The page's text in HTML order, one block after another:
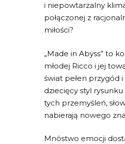
i niepowtarzalny
połączonej⁣ z
miłości?
„Made in Abyss” to
młodej Ricco ⁣i⁢ jej
świat pełen ​przygód
dziecięcy⁢ styl
tych przemyśleń,
‍nabierają nowego
Mnóstwo emocji